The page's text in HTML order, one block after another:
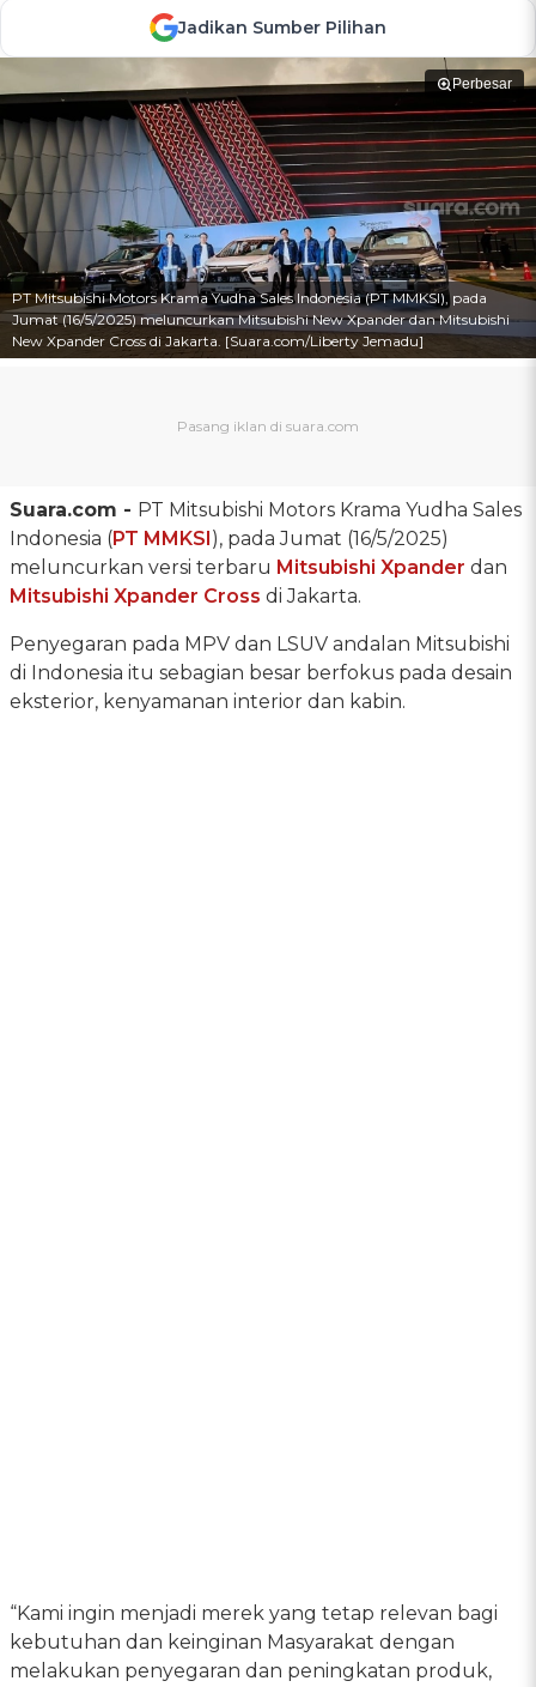
Jadikan Sumber Pilihan
Perbesar
PT Mitsubishi Motors Krama Yudha Sales Indonesia (PT MMKSI), pada
Jumat (16/5/2025) meluncurkan Mitsubishi New Xpander dan Mitsubishi
New Xpander Cross di Jakarta. [Suara.com/Liberty Jemadu]
Suara.com - PT Mitsubishi Motors Krama Yudha Sales
Indonesia (PT MMKSI), pada Jumat (16/5/2025)
meluncurkan versi terbaru Mitsubishi Xpander dan
Mitsubishi Xpander Cross di Jakarta.
Penyegaran pada MPV dan LSUV andalan Mitsubishi
di Indonesia itu sebagian besar berfokus pada desain
eksterior, kenyamanan interior dan kabin.
“Kami ingin menjadi merek yang tetap relevan bagi
kebutuhan dan keinginan Masyarakat dengan
melakukan penyegaran dan peningkatan produk,